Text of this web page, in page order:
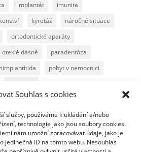
Souhlas s cookies
služby, používáme k ukládání a/nebo
technologie jako jsou soubory cookies.
nám umožní zpracovávat údaje, jako je
jedinečná ID na tomto webu. Nesouhlas
implantát
imunita
kyretáž
náročné situace
ortodontické aparáty
oteklé dásně
paradentóza
pobyt v nemocnici
rovnátkách
onemocnění
přírodní pěnidlo
rovnátka
snížená imunita
gingivitida